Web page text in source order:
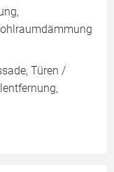
Türen /